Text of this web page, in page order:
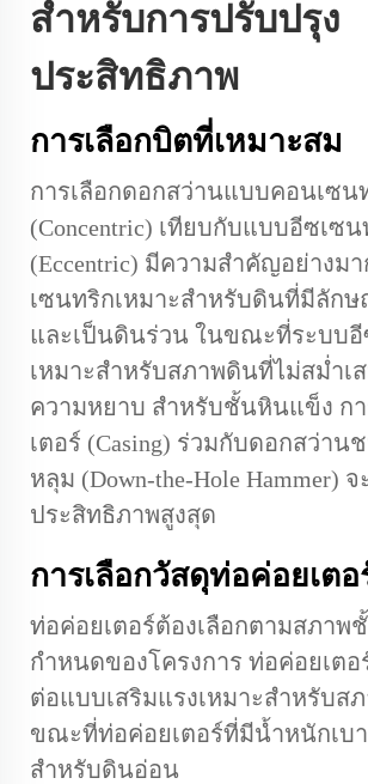
สำหรับการปรับปรุง
ประสิทธิภาพ
การเลือกบิตที่เหมาะสม
การเลือกดอกสว่านแบบคอนเซน
(Concentric) เทียบกับแบบอีซเซน
(Eccentric) มีความสำคัญอย่างม
เซนทริกเหมาะสำหรับดินที่มีลัก
และเป็นดินร่วน ในขณะที่ระบบอี
เหมาะสำหรับสภาพดินที่ไม่สม่ำเ
ความหยาบ สำหรับชั้นหินแข็ง ก
เตอร์ (Casing) ร่วมกับดอกสว่าน
หลุม (Down-the-Hole Hammer)
ประสิทธิภาพสูงสุด
การเลือกวัสดุท่อค่อยเตอ
ท่อค่อยเตอร์ต้องเลือกตามสภาพ
กำหนดของโครงการ ท่อค่อยเต
ต่อแบบเสริมแรงเหมาะสำหรับส
ขณะที่ท่อค่อยเตอร์ที่มีน้ำหนักเบา
สำหรับดินอ่อน